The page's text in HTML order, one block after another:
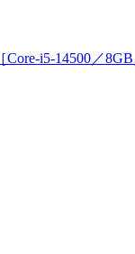
i5-14500／